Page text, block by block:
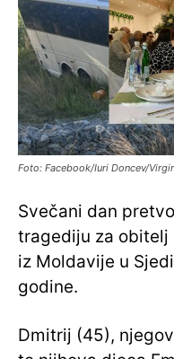
Foto: Facebook/Iuri Doncev/
Svečani dan
tragediju za obitelj
iz Moldavije u
godine.
Dmitrij (45),